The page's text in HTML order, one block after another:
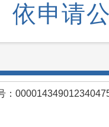
依申请
：